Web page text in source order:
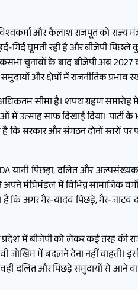
और कैलाश राजपूत को राज्य
गिर्द घूमती रही है और बीजेपी
चुनावों के बाद बीजेपी अब
और क्षेत्रों में राजनीतिक प्रभाव
सीमा है। शपथ ग्रहण समारोह
में उत्साह साफ दिखाई दिया। पार्टी
सरकार और संगठन दोनों स्तरों पर
यानी पिछड़ा, दलित और
मंत्रिमंडल में विभिन्न सामाजिक
है कि अगर गैर-यादव पिछड़े, गैर-
प्रदेश में बीजेपी को लेकर कई तरह की
जोखिम में बदलने देना नहीं
दलित और पिछड़े समुदायों से आने